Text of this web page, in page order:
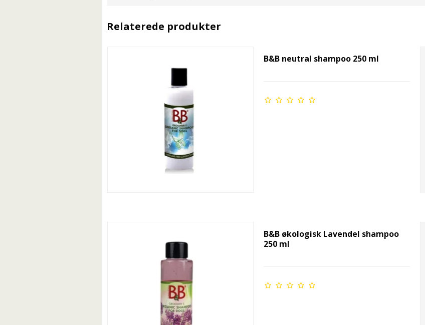
Relaterede produkter
B&B neutral shampoo 250 ml
B&B økologisk Lavendel shampoo
250 ml